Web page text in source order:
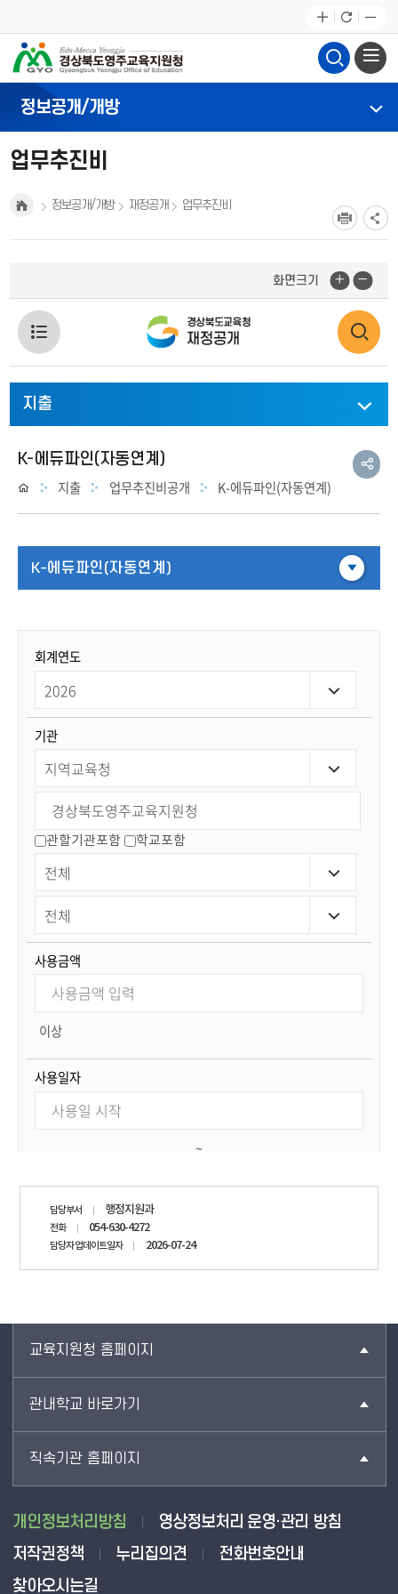
정보공개/개방
정보공개/개방 재정공개 업무추진비
업무추진비
담당부서 행정지원과
전화 054-630-4272
담당자 업데이트일자 2026-07-24
교육지원청 홈페이지
관내학교 바로가기
직속기관 홈페이지
개인정보처리방침
영상정보처리 운영·관리 방침
저작권정책
누리집의견
전화번호안내
찾아오시는길